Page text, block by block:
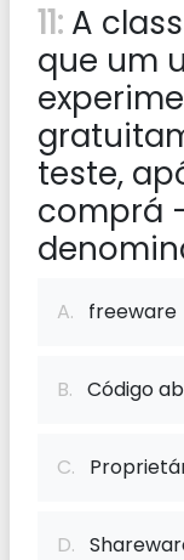
11: A
que um
teste,
comprá
A. freeware
B. Código
C.
D.